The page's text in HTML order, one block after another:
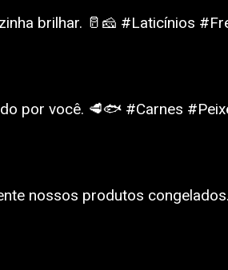
brilhar. 🥛🧀 #Laticínios
por você. 🥩🐟 #Carnes
nossos produtos